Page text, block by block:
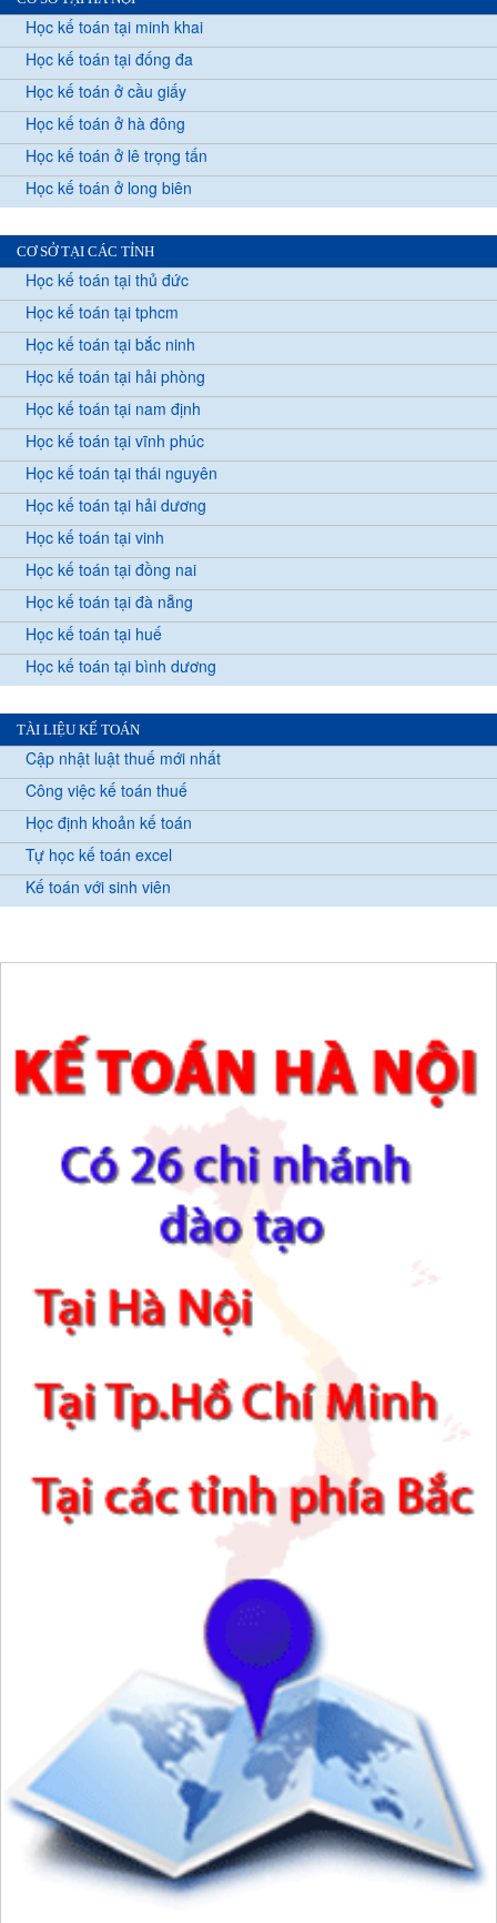
Học kế toán tại minh khai
Học kế toán tại đống đa
Học kế toán ở cầu giấy
Học kế toán ở hà đông
Học kế toán ở lê trọng tấn
Học kế toán ở long biên
CƠ SỞ TẠI CÁC TỈNH
Học kế toán tại thủ đức
Học kế toán tại tphcm
Học kế toán tại bắc ninh
Học kế toán tại hải phòng
Học kế toán tại nam định
Học kế toán tại vĩnh phúc
Học kế toán tại thái nguyên
Học kế toán tại hải dương
Học kế toán tại vinh
Học kế toán tại đồng nai
Học kế toán tại đà nẵng
Học kế toán tại huế
Học kế toán tại bình dương
TÀI LIỆU KẾ TOÁN
Cập nhật luật thuế mới nhất
Công việc kế toán thuế
Học định khoản kế toán
Tự học kế toán excel
Kế toán với sinh viên